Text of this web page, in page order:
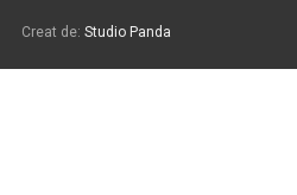
Creat de: Studio Panda